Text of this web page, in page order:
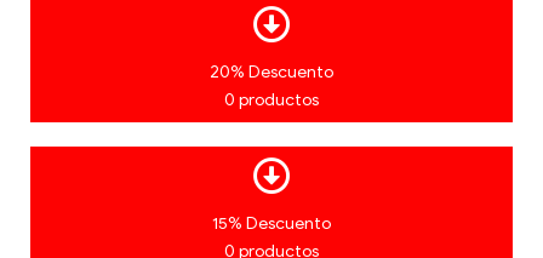
20% Descuento
0 productos
15% Descuento
0 productos